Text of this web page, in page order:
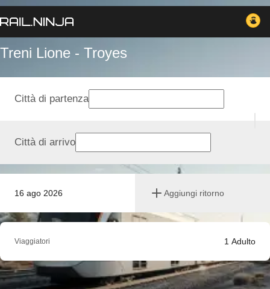
Treni Lione - Troyes
16 ago 2026 Aggiungi ritorno
Città di partenza
Città di arrivo
Viaggiatori 1 Adulto